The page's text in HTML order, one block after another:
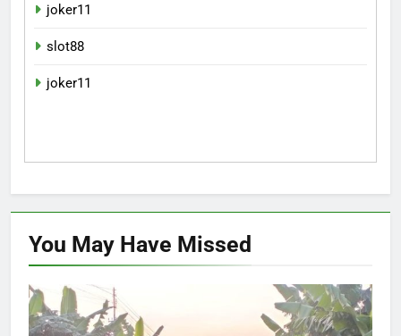
joker11
slot88
joker11
You May Have Missed